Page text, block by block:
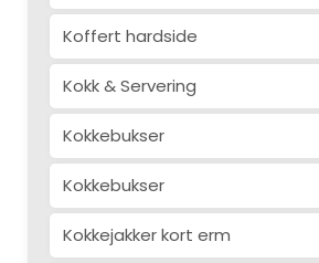
Koffert hardside
Kokk & Servering
Kokkebukser
Kokkebukser
Kokkejakker kort erm